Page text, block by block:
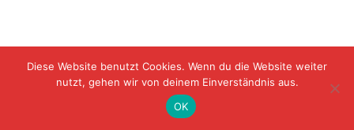
Freiwillige Feuerwehr Windeck Mit Stolz präsentiert von
undBam
Diese Website benutzt Cookies. Wenn du die Website weiter
nutzt, gehen wir von deinem Einverständnis aus.
OK